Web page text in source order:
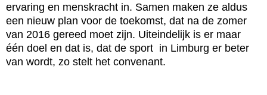
ervaring en menskracht in. Samen maken ze aldus
een nieuw plan voor de toekomst, dat na de zomer
van 2016 gereed moet zijn. Uiteindelijk is er maar
één doel en dat is, dat de sport in Limburg er beter
van wordt, zo stelt het convenant.